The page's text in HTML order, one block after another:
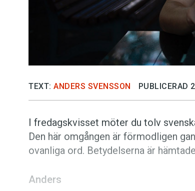
Läs
Press
TEXT: ANDERS SVENSSON PUBLICERAD
I fredagskvisset möter du tolv
Den här omgången är förmodligen
ovanliga ord. Betydelserna är
Anders